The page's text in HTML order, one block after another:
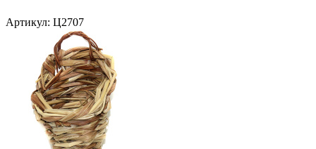
Артикул: Ц2707